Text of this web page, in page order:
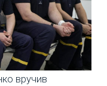
вручив